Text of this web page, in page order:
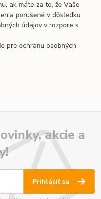
ak máte za to, že Vaše
porušené v dôsledku
údajov v rozpore s
pre ochranu osobných
akcie a
Prihlásiť sa